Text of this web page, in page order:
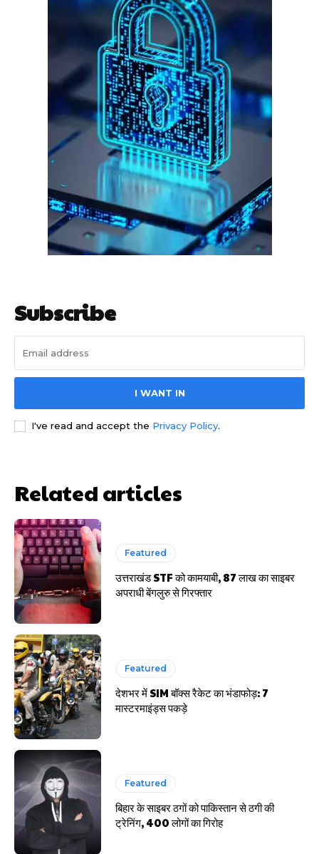
गुरुग्राम साइबर पुलिस ने बीते छह महीने में 18 बैंक कर्मचारियों को किया गिरफ्तार
इन लोगों ने लालच में आकर बैंक खाते खोलकर साइबर ठगों को उपलब्ध कराए
हर खाते के बदले मिलते थे 20 से 25 हजार
HIGHLIGHT
हर खाते के बदले मिलते थे 20 से 25 हजार
Subscribe
I WANT IN
I've read and accept the Privacy Policy.
Related articles
Featured
उत्तराखंड STF को कामयाबी, 87 लाख का साइबर
अपराधी बेंगलुरु से गिरफ्तार
Featured
देशभर में SIM बॉक्स रैकेट का भंडाफोड़: 7
मास्टरमाइंड्स पकड़े
Featured
बिहार के साइबर ठगों को पाकिस्तान से ठगी की
ट्रेनिंग, 400 लोगों का गिरोह